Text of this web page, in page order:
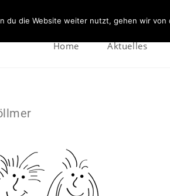
Home Aktuelles
du die Website weiter nutzt, gehen wir von